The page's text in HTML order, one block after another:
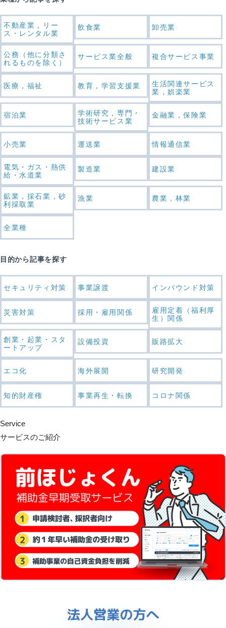
不動産業，リー
ス・レンタル業
飲食業 卸売業
公務（他に分類さ
れるものを除く）
サービス業全般 複合サービス事業
医療，福祉 教育，学習支援業
生活関連サービス
業，娯楽業
宿泊業
学術研究，専門・
技術サービス業
金融業，保険業
小売業 運送業 情報通信業
電気・ガス・熱供
給・水道業
製造業 建設業
鉱業，採石業，砂
利採取業
漁業 農業，林業
全業種
目的から記事を探す
セキュリティ対策 事業譲渡 インバウンド対策
災害対策 採用・雇用関係
雇用定着（福利厚
生）関係
創業・起業・スタ
ートアップ
設備投資 販路拡大
エコ化 海外展開 研究開発
知的財産権 事業再生・転換 コロナ関係
Service
サービスのご紹介